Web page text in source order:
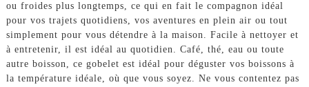
ou froides plus longtemps, ce qui en fait le compagnon idéal
pour vos trajets quotidiens, vos aventures en plein air ou tout
simplement pour vous détendre à la maison. Facile à nettoyer et
à entretenir, il est idéal au quotidien. Café, thé, eau ou toute
autre boisson, ce gobelet est idéal pour déguster vos boissons à
la température idéale, où que vous soyez. Ne vous contentez pas